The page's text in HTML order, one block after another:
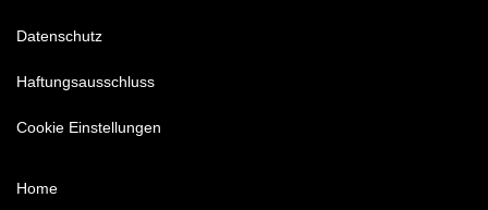
Datenschutz
Haftungsausschluss
Cookie Einstellungen
Home